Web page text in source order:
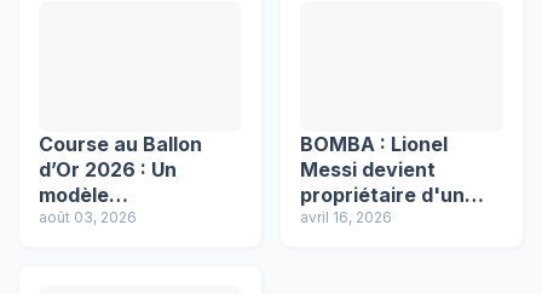
Course au Ballon
d’Or 2026 : Un
modèle
mathématique
août 03, 2026
BOMBA : Lionel
Messi devient
propriétaire d'un
club en Espagne !
avril 16, 2026